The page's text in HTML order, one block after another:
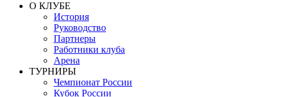
О КЛУБЕ
История
Руководство
Партнеры
Работники клуба
Арена
ТУРНИРЫ
Чемпионат России
Кубок России